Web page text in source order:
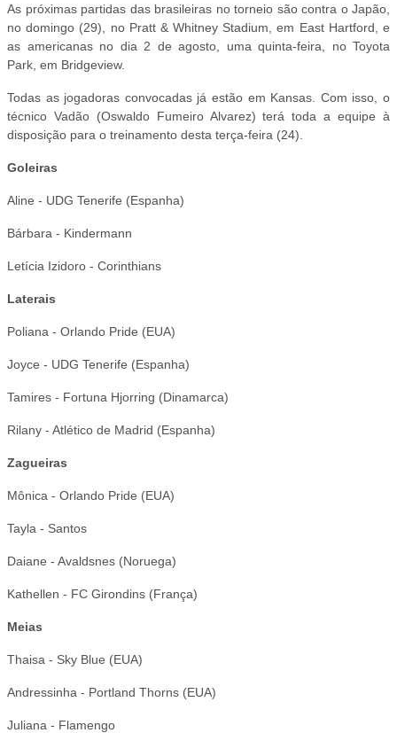
As próximas partidas das brasileiras no torneio são contra o Japão,
no domingo (29), no Pratt & Whitney Stadium, em East Hartford, e
as americanas no dia 2 de agosto, uma quinta-feira, no Toyota
Park, em Bridgeview.
Todas as jogadoras convocadas já estão em Kansas. Com isso, o
técnico Vadão (Oswaldo Fumeiro Alvarez) terá toda a equipe à
disposição para o treinamento desta terça-feira (24).
Goleiras
Aline - UDG Tenerife (Espanha)
Bárbara - Kindermann
Letícia Izidoro - Corinthians
Laterais
Poliana - Orlando Pride (EUA)
Joyce - UDG Tenerife (Espanha)
Tamires - Fortuna Hjorring (Dinamarca)
Rilany - Atlético de Madrid (Espanha)
Zagueiras
Mônica - Orlando Pride (EUA)
Tayla - Santos
Daiane - Avaldsnes (Noruega)
Kathellen - FC Girondins (França)
Meias
Thaisa - Sky Blue (EUA)
Andressinha - Portland Thorns (EUA)
Juliana - Flamengo